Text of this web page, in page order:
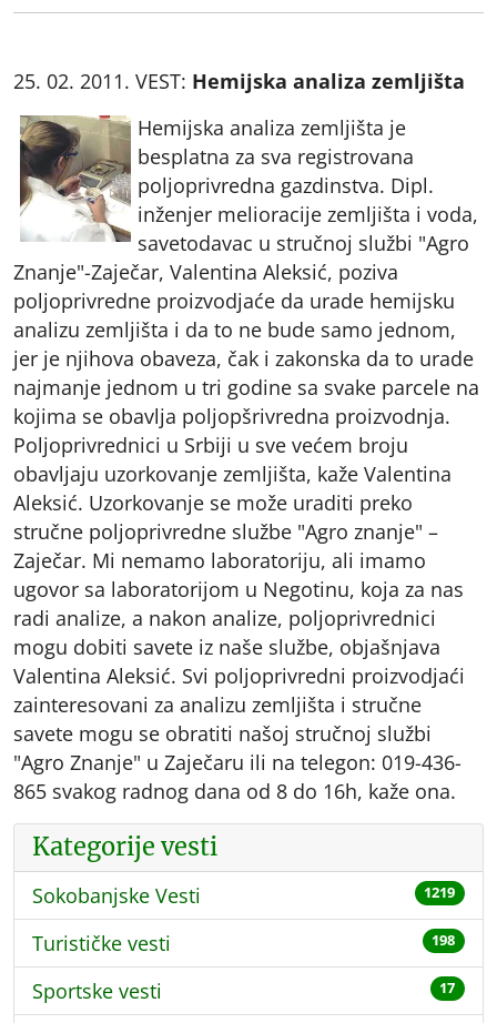
25. 02. 2011. VEST: Hemijska analiza zemljišta
Hemijska analiza zemljišta je
besplatna za sva registrovana
poljoprivredna gazdinstva. Dipl.
inženjer melioracije zemljišta i voda,
savetodavac u stručnoj službi "Agro
Znanje"-Zaječar, Valentina Aleksić, poziva
poljoprivredne proizvodjaće da urade hemijsku
analizu zemljišta i da to ne bude samo jednom,
jer je njihova obaveza, čak i zakonska da to urade
najmanje jednom u tri godine sa svake parcele na
kojima se obavlja poljopšrivredna proizvodnja.
Poljoprivrednici u Srbiji u sve većem broju
obavljaju uzorkovanje zemljišta, kaže Valentina
Aleksić. Uzorkovanje se može uraditi preko
stručne poljoprivredne službe "Agro znanje" –
Zaječar. Mi nemamo laboratoriju, ali imamo
ugovor sa laboratorijom u Negotinu, koja za nas
radi analize, a nakon analize, poljoprivrednici
mogu dobiti savete iz naše službe, objašnjava
Valentina Aleksić. Svi poljoprivredni proizvodjaći
zainteresovani za analizu zemljišta i stručne
savete mogu se obratiti našoj stručnoj službi
"Agro Znanje" u Zaječaru ili na telegon: 019-436-
865 svakog radnog dana od 8 do 16h, kaže ona.
Kategorije vesti
Sokobanjske Vesti 1219
Turističke vesti 198
Sportske vesti 17